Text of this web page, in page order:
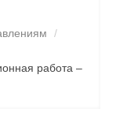
/
работа –